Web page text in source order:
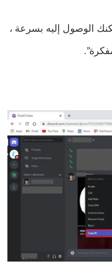
الوصول إليه بسرعة ،